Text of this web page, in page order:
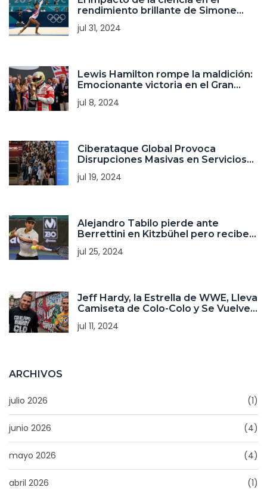
rendimiento brillante de Simone
2024
jul 31, 2024
Lewis Hamilton rompe la maldición:
Emocionante victoria en el Gran
1
jul 8, 2024
Ciberataque Global Provoca
Disrupciones Masivas en Servicios
jul 19, 2024
Alejandro Tabilo pierde ante
Berrettini en Kitzbühel pero recibe
jul 25, 2024
Jeff Hardy, la Estrella de WWE, Lleva
Camiseta de Colo-Colo y Se Vuelve
jul 11, 2024
ARCHIVOS
julio 2026 (1)
junio 2026 (4)
mayo 2026 (4)
abril 2026 (1)